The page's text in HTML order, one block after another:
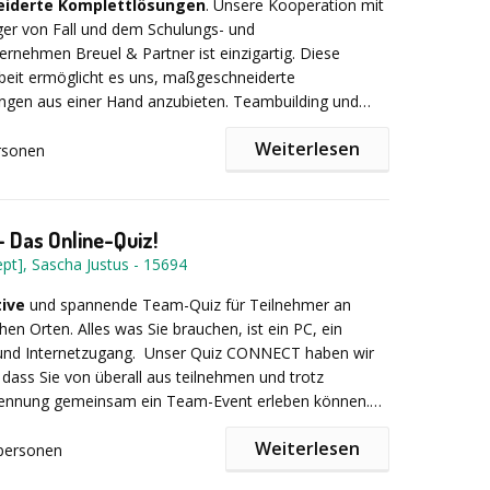
Alle Teambuildings, die Sie für dieses Jahr
von Ihnen bis zu 10 Tage vor Verantaltungsbeginn
oder storniert werden. Natürlich werden wir
Corona-konform planen und für die
pro Person
Komplettlösungen. Unsere Kooperation mit
von Fall und dem Schulungs- und
Breuel & Partner ist einzigartig. Diese
ermöglicht es uns, maßgeschneiderte
aus einer Hand anzubieten. Teambuilding und
Standort am Sylvensteinsee in Bayern.Weiterlesen
Das Online-Quiz!
Sascha Justus - 15694
und spannende Team-Quiz für Teilnehmer an
Orten. Alles was Sie brauchen, ist ein PC, ein
Internetzugang. Unser Quiz CONNECT haben wir
Sie von überall aus teilnehmen und trotz
gemeinsam ein Team-Event erleben können.
in (virtuellen) Gruppen gespielt werden, so macht
Weiterlesen